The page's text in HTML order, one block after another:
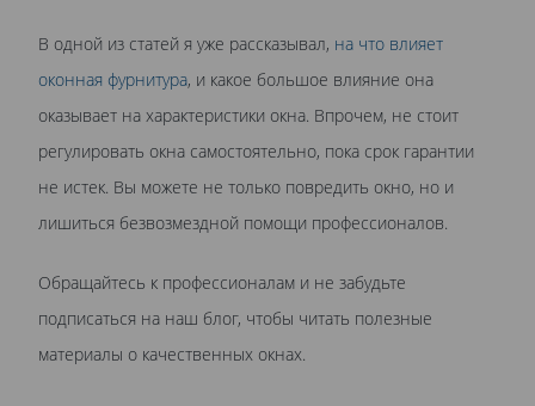
В одной из статей я уже рассказывал, на что влияет
оконная фурнитура, и какое большое влияние она
оказывает на характеристики окна. Впрочем, не стоит
регулировать окна самостоятельно, пока срок гарантии
не истек. Вы можете не только повредить окно, но и
лишиться безвозмездной помощи профессионалов.
Обращайтесь к профессионалам и не забудьте
подписаться на наш блог, чтобы читать полезные
материалы о качественных окнах.